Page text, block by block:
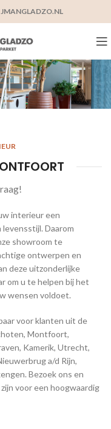
interieur een
Daarom
showroom te
ontwerpen en
deze uitzonderlijke
om u te helpen bij het
wensen voldoet.
voor klanten uit de
Montfoort,
Kamerik, Utrecht,
a/d Rijn,
Bezoek ons en
voor een hoogwaardig